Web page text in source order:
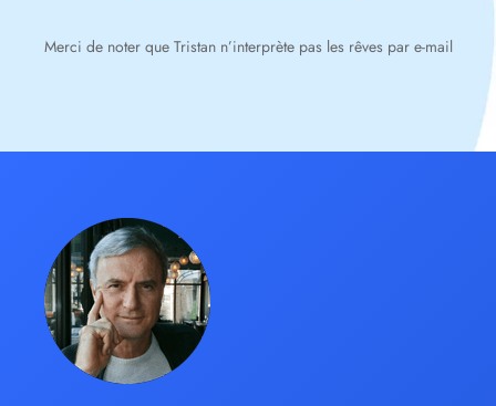
Merci de noter que Tristan n’interprète pas les rêves par e-mail